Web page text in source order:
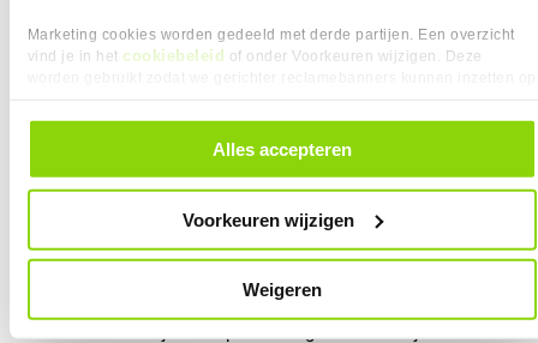
Marketing cookies worden gedeeld met derde partijen. Een overzicht
vind je in het cookiebeleid of onder Voorkeuren wijzigen. Deze
alle cookies. Je kunt je gegeven toestemming altijd intrekken, dit doe je
door in de footer van onze website te klikken op ‘Cookievoorkeuren’
Alles accepteren
Voorkeuren wijzigen
Weigeren
Wat betekent dit voor prestaties in de
In het dagelijks gebruik draait het vooral om hoe snel de
processor toegang krijgt tot data. Een hoger MT/s-getal
betekent dat er per seconde meer data kan worden
verplaatst tussen het werkgeheugen en de CPU. Dat is de
snelheid die direct invloed heeft op prestaties.
Daarbij is het goed om te weten dat deze effectieve